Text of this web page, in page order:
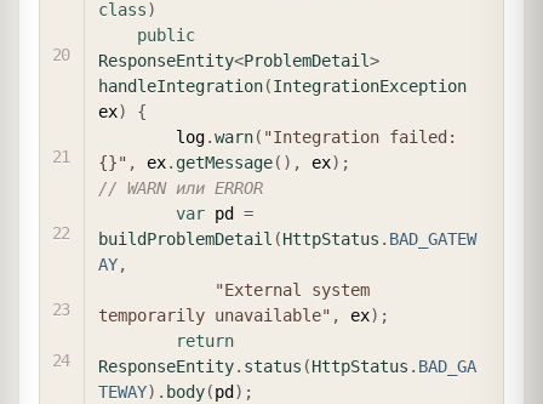
class)
public
ResponseEntity<ProblemDetail>
handleIntegration(IntegrationException
ex)
{
        log
.warn( "Integration failed:
{}" , ex. getMessage( ) , ex) ;
// WARN или ERROR
var pd =
buildProblemDetail (HttpStatus . BAD_GATEW
AY,
"External system
temporarily unavailable" , ex) ;
return
ResponseEntity. status (HttpStatus . BAD_GA
TEWAY) . body(pd ) ;